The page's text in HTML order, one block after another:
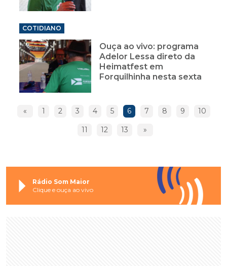
COTIDIANO
Ouça ao vivo: programa
Adelor Lessa direto da
Heimatfest em
Forquilhinha nesta sexta
« 1 2 3 4 5 6 7 8 9 10
11 12 13 »
Rádio Som Maior
Clique e ouça ao vivo